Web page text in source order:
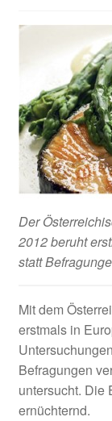
Der
2012 beruht
statt
Mit dem
erstmals in
Befragungen
untersucht. Die
ernüchternd.